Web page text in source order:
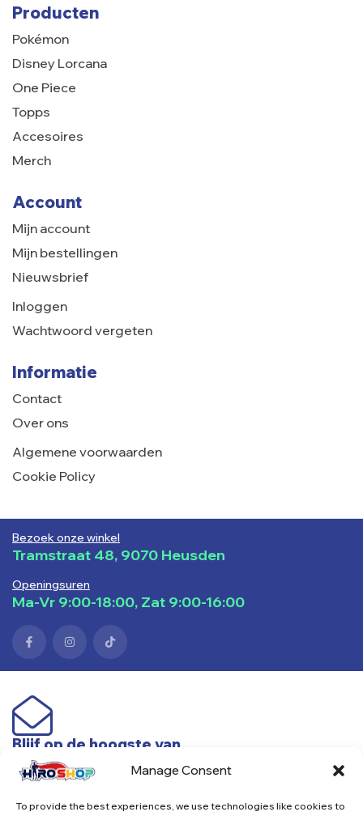
Manage Consent
To provide the best experiences, we use technologies like cookies to
Bezoek onze winkel
Tramstraat 48, 9070 Heusden
Openingsuren
Ma-Vr 9:00-18:00, Zat 9:00-16:00
Blijf op de hoogste van
nieuwe producten & acties
Producten
Pokémon
Disney Lorcana
One Piece
Topps
Accesoires
Merch
Account
Mijn account
Mijn bestellingen
Nieuwsbrief
Inloggen
Wachtwoord vergeten
Informatie
Contact
Over ons
Algemene voorwaarden
Cookie Policy